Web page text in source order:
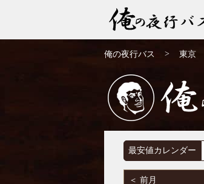
夜行バス
俺の夜行バス > 東京
俺の
最安値カレンダー
＜ 前月